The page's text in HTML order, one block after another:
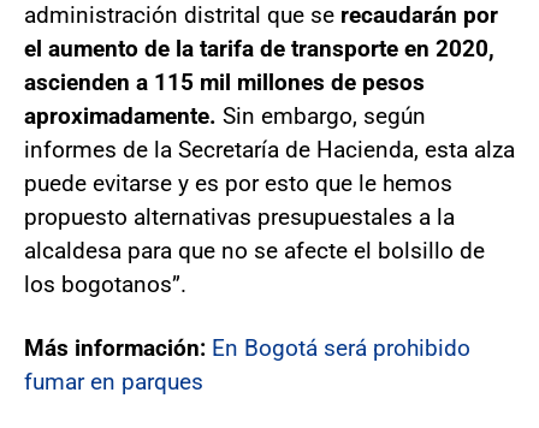
administración distrital que se recaudarán por
el aumento de la tarifa de transporte en 2020,
ascienden a 115 mil millones de pesos
aproximadamente. Sin embargo, según
informes de la Secretaría de Hacienda, esta alza
puede evitarse y es por esto que le hemos
propuesto alternativas presupuestales a la
alcaldesa para que no se afecte el bolsillo de
los bogotanos”.
Más información: En Bogotá será prohibido
fumar en parques